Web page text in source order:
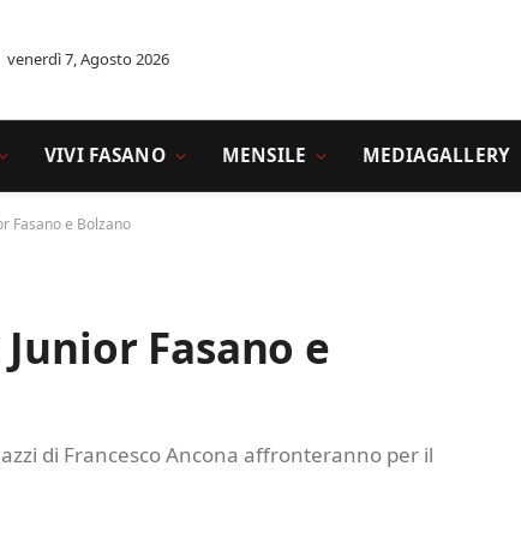
venerdì 7, Agosto 2026
VIVI FASANO MENSILE MEDIAGALLERY
Fasano e Bolzano
Fasano e
di Francesco Ancona affronteranno per il